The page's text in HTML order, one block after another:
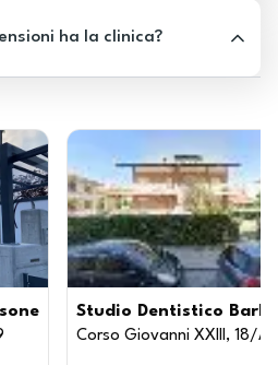
ha la clinica?
Studio Dentistico
Corso Giovanni XXIII, 18/A